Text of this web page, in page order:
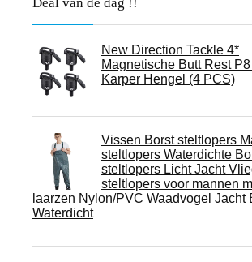
New Direction Tackle 4*
Magnetische Butt Rest
Karper Hengel (4 PCS)
Vissen Borst steltlopers
steltlopers Waterdichte
steltlopers Licht Jacht
steltlopers voor mannen
laarzen Nylon/PVC Waadvogel Jacht
Waterdicht